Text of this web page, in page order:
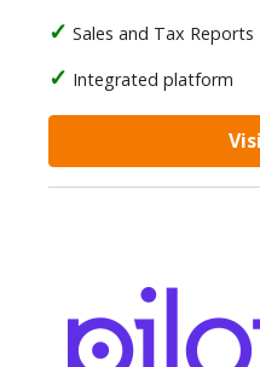
Sales and Tax Reports
Integrated platform